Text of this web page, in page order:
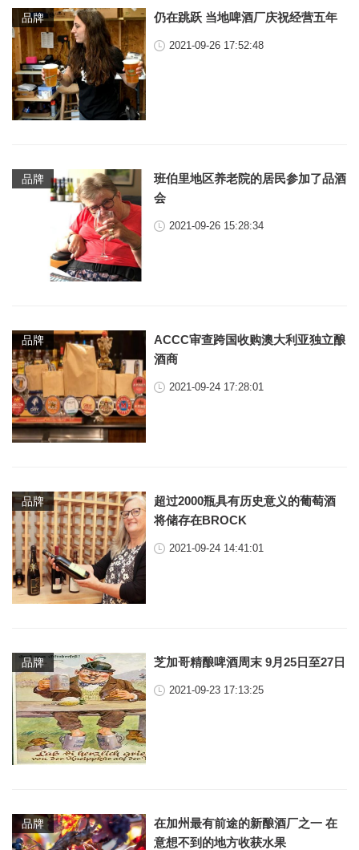
品牌 仍在跳跃 当地啤酒厂庆祝经营五年
2021-09-26 17:52:48
品牌
班伯里地区养老院的居民参加了品酒
会
2021-09-26 15:28:34
品牌
ACCC审查跨国收购澳大利亚独立酿
酒商
2021-09-24 17:28:01
品牌
超过2000瓶具有历史意义的葡萄酒
将储存在BROCK
2021-09-24 14:41:01
品牌 芝加哥精酿啤酒周末 9月25日至27日
2021-09-23 17:13:25
品牌
在加州最有前途的新酿酒厂之一 在
意想不到的地方收获水果